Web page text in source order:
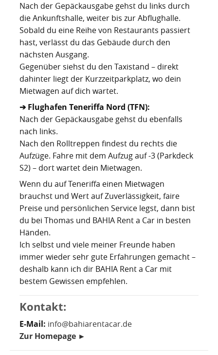
Santa Cruz de Tenerife
Santa Úrsula
Santiago del Teide
Tacoronte
Nach der Gepäckausgabe gehst du links durch
die Ankunftshalle, weiter bis zur Abflughalle.
Sobald du eine Reihe von Restaurants passiert
hast, verlässt du das Gebäude durch den
nächsten Ausgang.
Gegenüber siehst du den Taxistand – direkt
dahinter liegt der Kurzzeitparkplatz, wo dein
Mietwagen auf dich wartet.
➔ Flughafen Teneriffa Nord (TFN):
Nach der Gepäckausgabe gehst du ebenfalls
nach links.
Nach den Rolltreppen findest du rechts die
Aufzüge. Fahre mit dem Aufzug auf -3 (Parkdeck
S2) – dort wartet dein Mietwagen.
Wenn du auf Teneriffa einen Mietwagen
brauchst und Wert auf Zuverlässigkeit, faire
Preise und persönlichen Service legst, dann bist
du bei Thomas und BAHIA Rent a Car in besten
Händen.
Ich selbst und viele meiner Freunde haben
immer wieder sehr gute Erfahrungen gemacht –
deshalb kann ich dir BAHIA Rent a Car mit
bestem Gewissen empfehlen.
Kontakt:
E-Mail: info@bahiarentacar.de
Zur Homepage ►